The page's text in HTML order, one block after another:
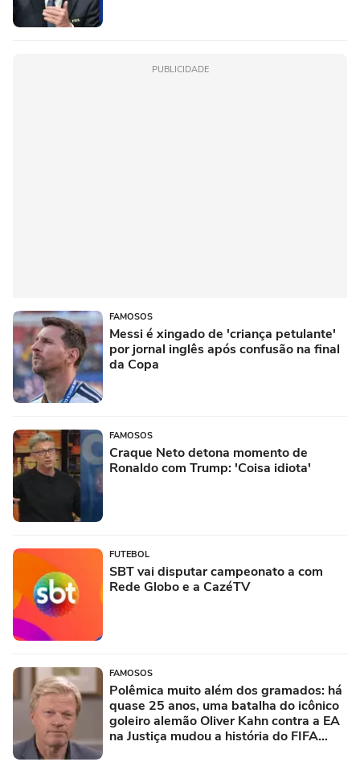
PUBLICIDADE
FAMOSOS
Messi é xingado de 'criança petulante'
por jornal inglês após confusão na final
da Copa
FAMOSOS
Craque Neto detona momento de
Ronaldo com Trump: 'Coisa idiota'
FUTEBOL
SBT vai disputar campeonato a com
Rede Globo e a CazéTV
FAMOSOS
Polêmica muito além dos gramados: há
quase 25 anos, uma batalha do icônico
goleiro alemão Oliver Kahn contra a EA
na Justiça mudou a história do FIFA